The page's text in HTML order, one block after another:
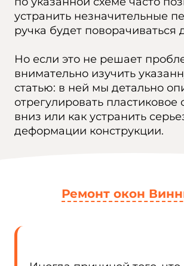
устранить незначительные
ручка будет поворачиваться
Но если это не решает
внимательно изучить
статью: в ней мы детально
отрегулировать пластиковое
вниз или как устранить
деформации конструкции.
Ремонт окон